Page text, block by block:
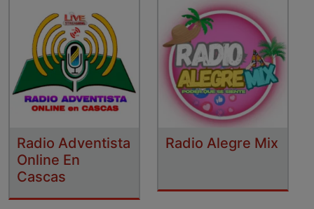
Radio Adventista
Online En
Cascas
Radio Alegre Mix